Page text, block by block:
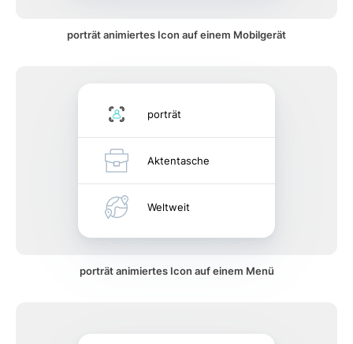
porträt animiertes Icon auf einem Mobilgerät
porträt
Aktentasche
Weltweit
porträt animiertes Icon auf einem Menü